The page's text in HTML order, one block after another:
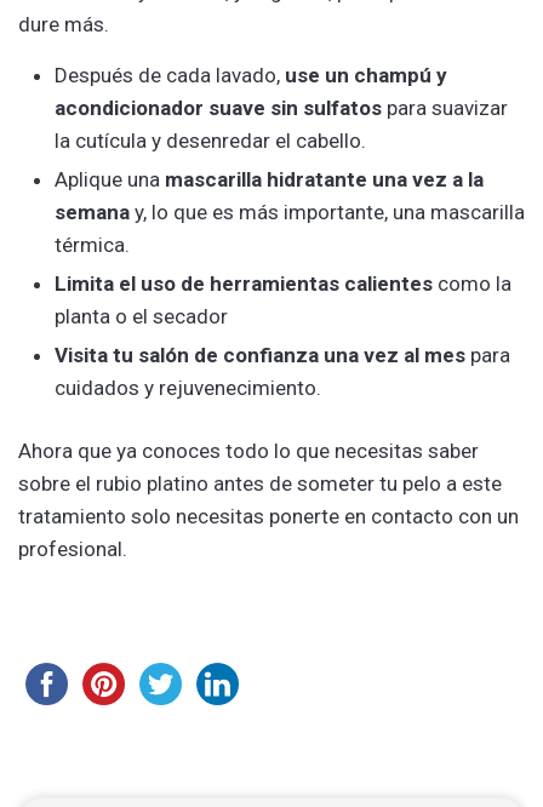
dure más.
Después de cada lavado, use un champú y
acondicionador suave sin sulfatos para suavizar
la cutícula y desenredar el cabello.
Aplique una mascarilla hidratante una vez a la
semana y, lo que es más importante, una mascarilla
térmica.
Limita el uso de herramientas calientes como la
planta o el secador
Visita tu salón de confianza una vez al mes para
cuidados y rejuvenecimiento.
Ahora que ya conoces todo lo que necesitas saber
sobre el rubio platino antes de someter tu pelo a este
tratamiento solo necesitas ponerte en contacto con un
profesional.